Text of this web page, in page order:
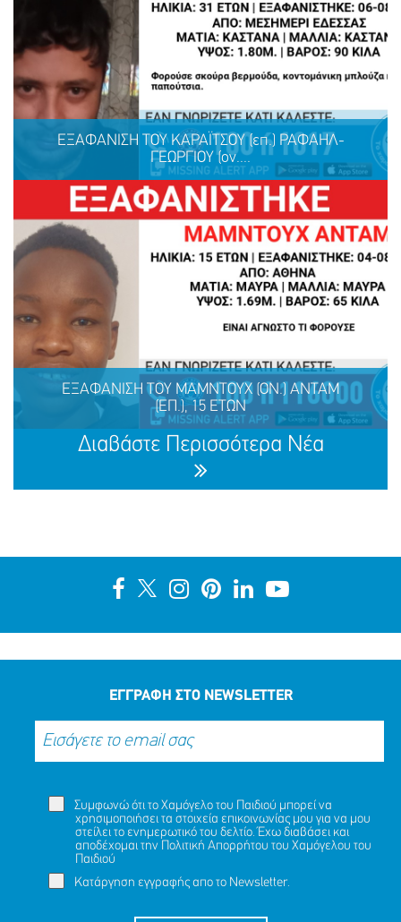
ΕΞΑΦΑΝΙΣΗ TOY ΣΕΤΑΡΙ / SETARI (ΕΠ.) ΟΜΑΡ // OMAR
(ON.), 13 ΕΤΩΝ
ΜΟΙΡΑΣΟΥ
ΤΟ
ΔΡΑΣΕ
ΤΩΡΑ
ΕΞΑΦΑΝΙΣΗ ΤΟΥ ΚΑΡΑΪΤΣΟΥ (επ.) ΡΑΦΑΗΛ-
ΓΕΩΡΓΙΟΥ (ον....
ΕΞΑΦΑΝΙΣΗ ΤΟΥ ΚΑΡΑΪΤΣΟΥ (επ.) ΡΑΦΑΗΛ-
ΓΕΩΡΓΙΟΥ (ον.), 31 ΕΤΩΝ
ΜΟΙΡΑΣΟΥ
ΤΟ
ΔΡΑΣΕ
ΤΩΡΑ
ΕΞΑΦΑΝΙΣΗ TOY ΜΑΜΝΤΟΥΧ (ΟΝ.) ΑΝΤΑΜ
(ΕΠ.), 15 ΕΤΩΝ
ΕΞΑΦΑΝΙΣΗ TOY ΜΑΜΝΤΟΥΧ (ΟΝ.) ΑΝΤΑΜ (ΕΠ.), 15
Διαβάστε Περισσότερα Νέα
ΕΓΓΡΑΦΗ ΣΤΟ NEWSLETTER
Συμφωνώ ότι το Χαμόγελο του Παιδιού μπορεί να
χρησιμοποιήσει τα στοιχεία επικοινωνίας μου για να μου
στείλει το ενημερωτικό του δελτίο. Έχω διαβάσει και
αποδέχομαι την Πολιτική Απορρήτου του Χαμόγελου του
Παιδιού
Κατάργηση εγγραφής απο το Newsletter.